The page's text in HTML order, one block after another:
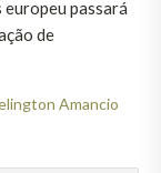
passará
de
Amancio